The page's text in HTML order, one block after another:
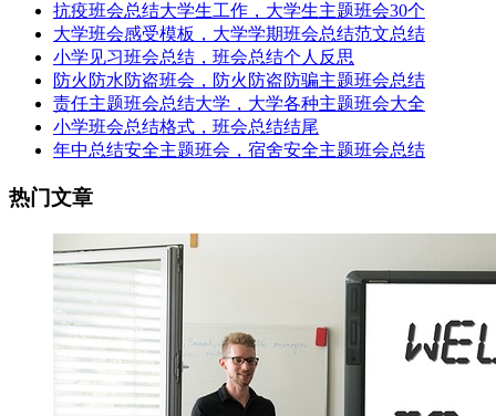
抗疫班会总结大学生工作，大学生主题班会30个
大学班会感受模板，大学学期班会总结范文总结
小学见习班会总结，班会总结个人反思
防火防水防盗班会，防火防盗防骗主题班会总结
责任主题班会总结大学，大学各种主题班会大全
小学班会总结格式，班会总结结尾
年中总结安全主题班会，宿舍安全主题班会总结
热门文章